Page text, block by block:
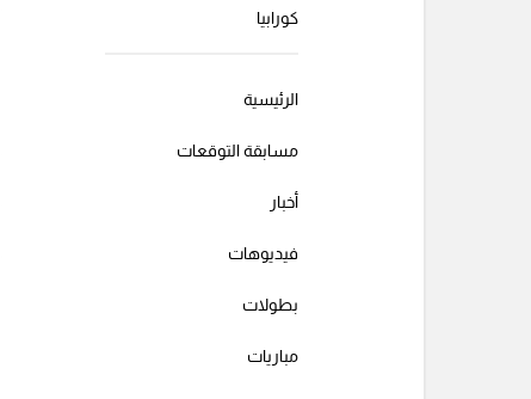
كورابيا
الرئيسية
مسابقة التوقعات
أخبار
فيديوهات
بطولات
مباريات